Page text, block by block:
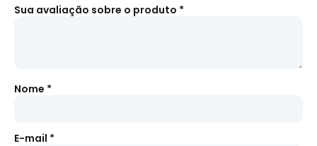
Sua avaliação sobre o produto *
Nome *
E-mail *